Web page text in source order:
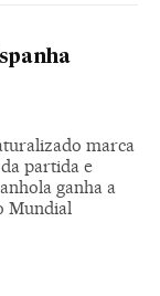
marca
partida e
ganha a
Mundial